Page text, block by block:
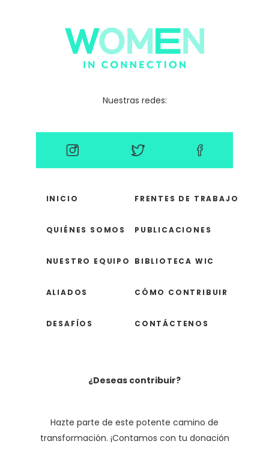
Nuestras redes:
INICIO
QUIÉNES SOMOS
NUESTRO EQUIPO
ALIADOS
DESAFÍOS
FRENTES DE TRABAJO
PUBLICACIONES
BIBLIOTECA WIC
CÓMO CONTRIBUIR
CONTÁCTENOS
¿Deseas contribuir?
Hazte parte de este potente camino de
transformación. ¡Contamos con tu donación